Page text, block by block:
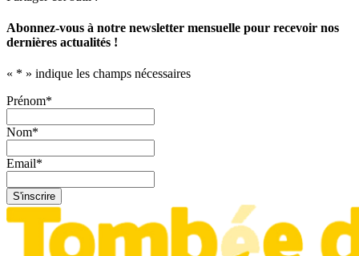
Abonnez-vous à notre newsletter mensuelle pour recevoir nos
dernières actualités !
« * » indique les champs nécessaires
Prénom*
Nom*
Email*